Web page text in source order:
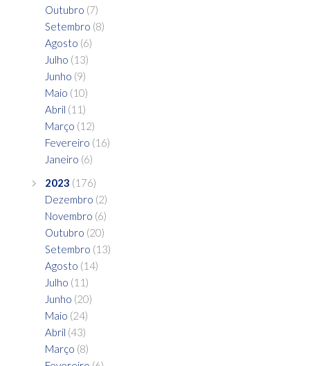
Outubro (7)
Setembro (8)
Agosto (6)
Julho (13)
Junho (9)
Maio (10)
Abril (11)
Março (12)
Fevereiro (16)
Janeiro (6)
2023 (176)
Dezembro (2)
Novembro (6)
Outubro (20)
Setembro (13)
Agosto (14)
Julho (11)
Junho (20)
Maio (24)
Abril (43)
Março (8)